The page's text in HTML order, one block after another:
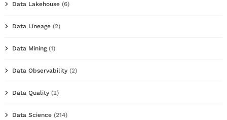
Data Lakehouse (6)
Data Lineage (2)
Data Mining(1)
Data Observability (2)
Data Quality (2)
Data Science (214)